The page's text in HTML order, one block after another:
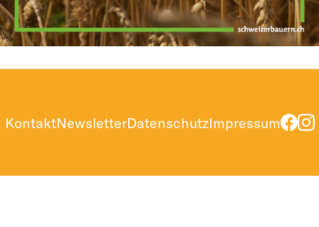
KontaktNewsletterDatenschutzImpressum